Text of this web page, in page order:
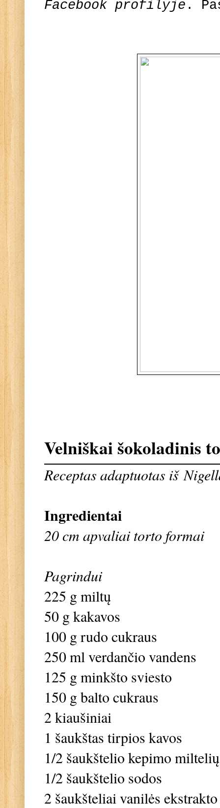
Facebook profilyje .
Velniškai šokoladinis
Receptas adaptuotas iš
Ingredientai
20 cm apvaliai torto formai
Pagrindui
225 g miltų
50 g kakavos
100 g rudo cukraus
250 ml verdančio vandens
125 g minkšto sviesto
150 g balto cukraus
2 kiaušiniai
1 šaukštas tirpios kavos
1/2 šaukštelio kepimo miltelių
1/2 šaukštelio sodos
2 šaukšteliai vanilės ekstrakto